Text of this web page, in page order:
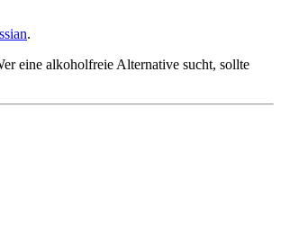
.
eine alkoholfreie Alternative sucht, sollte